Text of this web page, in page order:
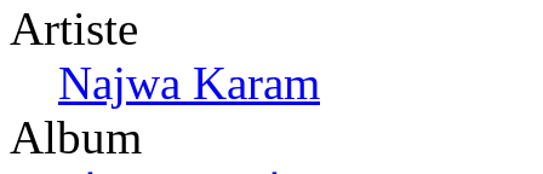
Artiste
Najwa Karam
Album